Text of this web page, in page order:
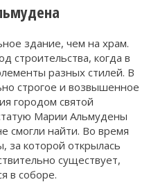
здание, чем на храм.
строительства, когда в
разных стилей. В
строгое и возвышенное
городом святой
Марии Альмудены
смогли найти. Во время
за которой открылась
существует,
в соборе.